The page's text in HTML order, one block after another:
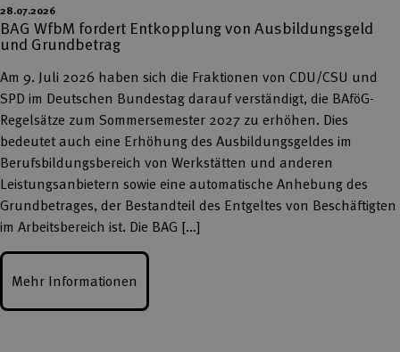
28.07.2026
BAG WfbM fordert Entkopplung von Ausbildungsgeld
und Grundbetrag
Am 9. Juli 2026 haben sich die Fraktionen von CDU/CSU und
SPD im Deutschen Bundestag darauf verständigt, die BAföG-
Regelsätze zum Sommersemester 2027 zu erhöhen. Dies
bedeutet auch eine Erhöhung des Ausbildungsgeldes im
Berufsbildungsbereich von Werkstätten und anderen
Leistungsanbietern sowie eine automatische Anhebung des
Grundbetrages, der Bestandteil des Entgeltes von Beschäftigten
im Arbeitsbereich ist. Die BAG […]
Mehr Informationen